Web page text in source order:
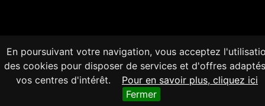
En poursuivant votre navigation, vous acceptez
des cookies pour disposer de services et d'offres
vos centres d'intérêt.
Pour en savoir plus, cliquez ici
Fermer